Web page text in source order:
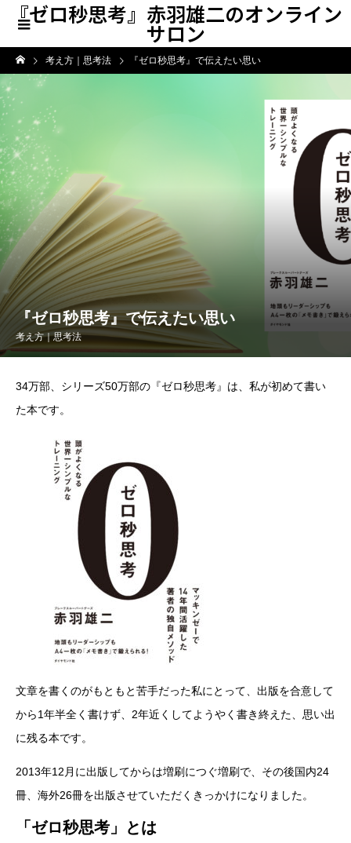
『ゼロ秒思考』赤羽雄二のオンライン
サロン
考え方｜思考法 『ゼロ秒思考』で伝えたい思い
『ゼロ秒思考』で伝えたい思い
考え方｜思考法
34万部、シリーズ50万部の『ゼロ秒思考』は、私が初めて書い
た本です。
文章を書くのがもともと苦手だった私にとって、出版を合意して
から1年半全く書けず、2年近くしてようやく書き終えた、思い出
に残る本です。
2013年12月に出版してからは増刷につぐ増刷で、その後国内24
冊、海外26冊を出版させていただくきっかけになりました。
「ゼロ秒思考」とは